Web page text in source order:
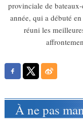
provinciale de
année, qui a débuté
réuni les
À ne pas